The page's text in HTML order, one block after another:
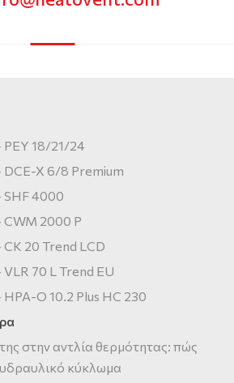
PEY 18/21/24
DCE-X 6/8 Premium
SHF 4000
CWM 2000 P
CK 20 Trend LCD
70 L Trend EU
O 10.2 Plus HC 230
στην αντλία θερμότητας: πώς
κύκλωμα